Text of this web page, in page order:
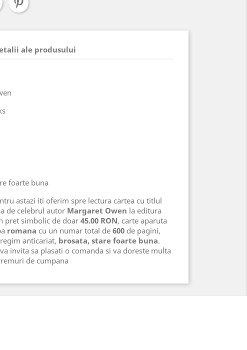
ale produsului
foarte buna
astazi iti oferim spre lectura cartea cu titlul
de celebrul autor Margaret Owen la editura
pret simbolic de doar 45.00 RON, carte aparuta
romana cu un numar total de 600 de pagini,
anticariat, brosata, stare foarte buna.
va invita sa plasati o comanda si va doreste multa
de cumpana